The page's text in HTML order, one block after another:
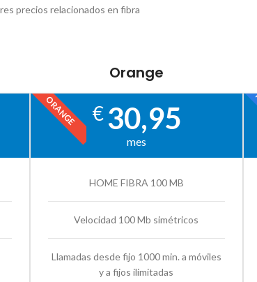
precios relacionados en fibra
Orange
ORANGE €30,95
mes
HOME FIBRA 100 MB
Velocidad 100 Mb simétricos
Llamadas desde fijo 1000 min. a móviles
y a fijos ilimitadas